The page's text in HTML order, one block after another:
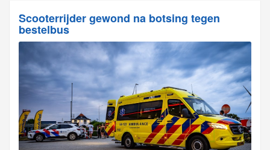
Scooterrijder gewond na botsing tegen
bestelbus